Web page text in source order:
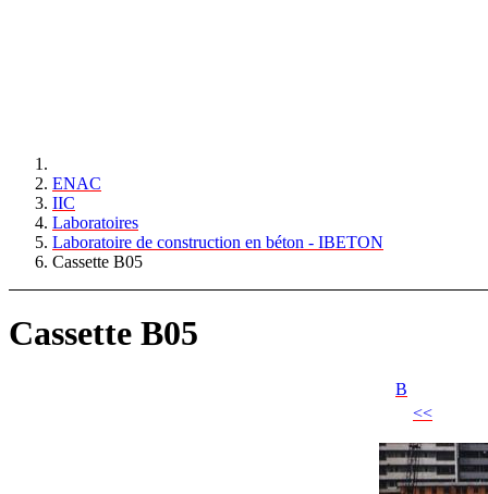
ENAC
IIC
Laboratoires
Laboratoire de construction en béton - IBETON
Cassette B05
Cassette B05
B
<<